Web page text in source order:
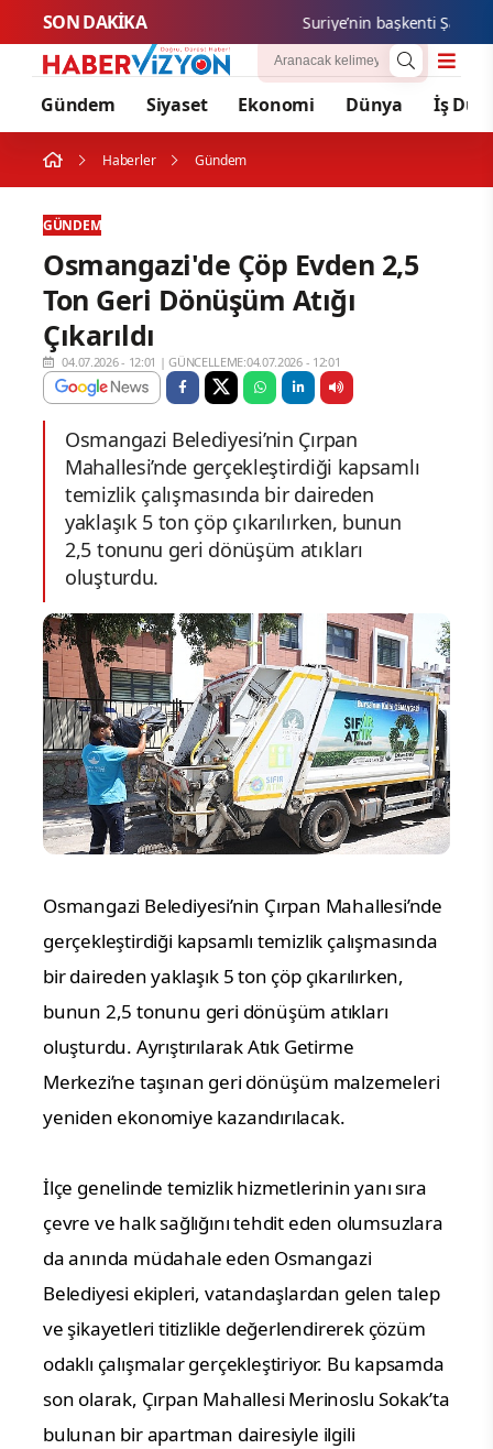
SON DAKİKA Suriye’nin başkenti Şam’da
Gündem Siyaset Ekonomi Dünya İş
Haberler Gündem
GÜNDEM
Osmangazi'de Çöp Evden 2,5
Ton Geri Dönüşüm Atığı
Çıkarıldı
04.07.2026 - 12:01 |GÜNCELLEME:04.07.2026 - 12:01
Osmangazi Belediyesi’nin Çırpan
Mahallesi’nde gerçekleştirdiği kapsamlı
temizlik çalışmasında bir daireden
yaklaşık 5 ton çöp çıkarılırken, bunun
2,5 tonunu geri dönüşüm atıkları
oluşturdu.
Osmangazi Belediyesi’nin Çırpan Mahallesi’nde
gerçekleştirdiği kapsamlı temizlik çalışmasında
bir daireden yaklaşık 5 ton çöp çıkarılırken,
bunun 2,5 tonunu geri dönüşüm atıkları
oluşturdu. Ayrıştırılarak Atık Getirme
Merkezi’ne taşınan geri dönüşüm malzemeleri
yeniden ekonomiye kazandırılacak.
İlçe genelinde temizlik hizmetlerinin yanı sıra
çevre ve halk sağlığını tehdit eden olumsuzlara
da anında müdahale eden Osmangazi
Belediyesi ekipleri, vatandaşlardan gelen talep
ve şikayetleri titizlikle değerlendirerek çözüm
odaklı çalışmalar gerçekleştiriyor. Bu kapsamda
son olarak, Çırpan Mahallesi Merinoslu Sokak’ta
bulunan bir apartman dairesiyle ilgili